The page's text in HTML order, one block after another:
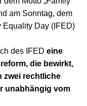
am Sonntag, dem
Equality Day (IFED)
des IFED eine
die bewirkt,
zwei rechtliche
unabhängig vom